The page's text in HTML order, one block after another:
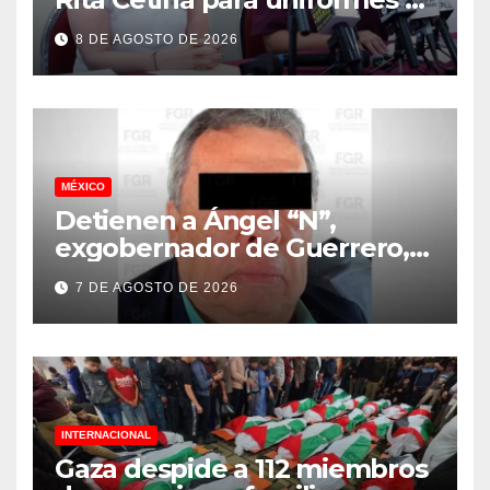
útiles escolares de primaria
8 DE AGOSTO DE 2026
MÉXICO
Detienen a Ángel “N”,
exgobernador de Guerrero,
vinculado a la desaparición
de los 43 normalistas de
Ayotzinapa
7 DE AGOSTO DE 2026
INTERNACIONAL
Gaza despide a 112 miembros